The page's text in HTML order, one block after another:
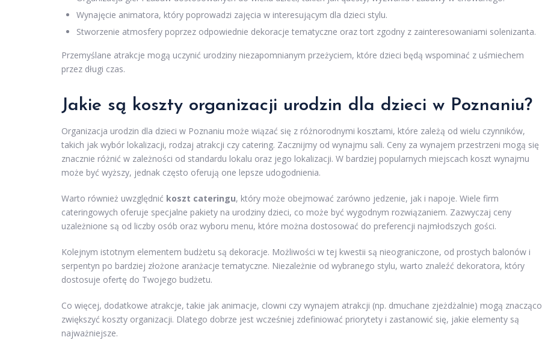
Wynajęcie animatora, który poprowadzi zajęcia w interesującym dla dzieci stylu.
Stworzenie atmosfery poprzez odpowiednie dekoracje tematyczne oraz tort zgodny z zainteresowaniami solenizanta.
Przemyślane atrakcje mogą uczynić urodziny niezapomnianym przeżyciem, które dzieci będą wspominać z uśmiechem
przez długi czas.
Jakie są koszty organizacji urodzin dla dzieci w Poznaniu?
Organizacja urodzin dla dzieci w Poznaniu może wiązać się z różnorodnymi kosztami, które zależą od wielu czynników,
takich jak wybór lokalizacji, rodzaj atrakcji czy catering. Zacznijmy od wynajmu sali. Ceny za wynajem przestrzeni mogą się
znacznie różnić w zależności od standardu lokalu oraz jego lokalizacji. W bardziej popularnych miejscach koszt wynajmu
może być wyższy, jednak często oferują one lepsze udogodnienia.
Warto również uwzględnić koszt cateringu, który może obejmować zarówno jedzenie, jak i napoje. Wiele firm
cateringowych oferuje specjalne pakiety na urodziny dzieci, co może być wygodnym rozwiązaniem. Zazwyczaj ceny
uzależnione są od liczby osób oraz wyboru menu, które można dostosować do preferencji najmłodszych gości.
Kolejnym istotnym elementem budżetu są dekoracje. Możliwości w tej kwestii są nieograniczone, od prostych balonów i
serpentyn po bardziej złożone aranżacje tematyczne. Niezależnie od wybranego stylu, warto znaleźć dekoratora, który
dostosuje ofertę do Twojego budżetu.
Co więcej, dodatkowe atrakcje, takie jak animacje, clowni czy wynajem atrakcji (np. dmuchane zjeżdżalnie) mogą znacząco
zwiększyć koszty organizacji. Dlatego dobrze jest wcześniej zdefiniować priorytety i zastanowić się, jakie elementy są
najważniejsze.